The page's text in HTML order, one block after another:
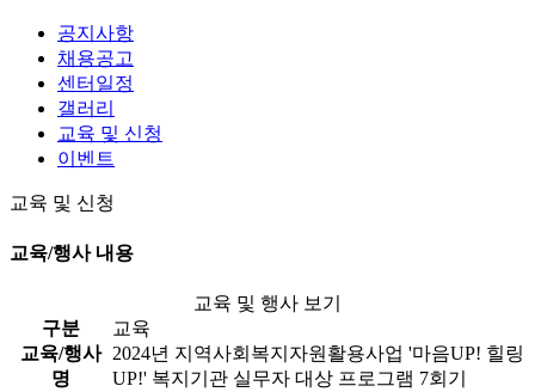
공지사항
채용공고
센터일정
갤러리
교육 및 신청
이벤트
교육 및 신청
교육/행사 내용
교육 및 행사 보기
구분
교육
교육/행사
명
2024년 지역사회복지자원활용사업 '마음UP! 힐링
UP!' 복지기관 실무자 대상 프로그램 7회기